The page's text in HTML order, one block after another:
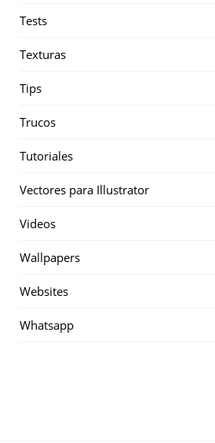
Tests
Texturas
Tips
Trucos
Tutoriales
Vectores para Illustrator
Videos
Wallpapers
Websites
Whatsapp